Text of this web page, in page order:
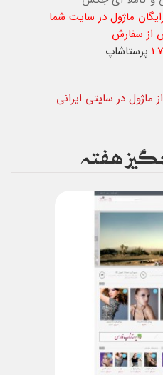
ماژول در سایت شما
از سفارش
پرستاشاپ
در سایتی ایرانی
هفته